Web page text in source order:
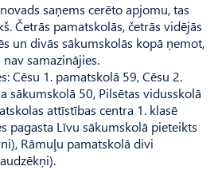
saņems cerēto apjomu, tas
Četrās pamatskolās, četrās vidējās
un divās sākumskolās kopā ņemot,
samazinājies.
Cēsu 1. pamatskolā 59, Cēsu 2.
sākumskolā 50, Pilsētas vidusskolā
attīstības centra 1. klasē
pagasta Līvu sākumskolā pieteikts
Rāmuļu pamatskolā divi